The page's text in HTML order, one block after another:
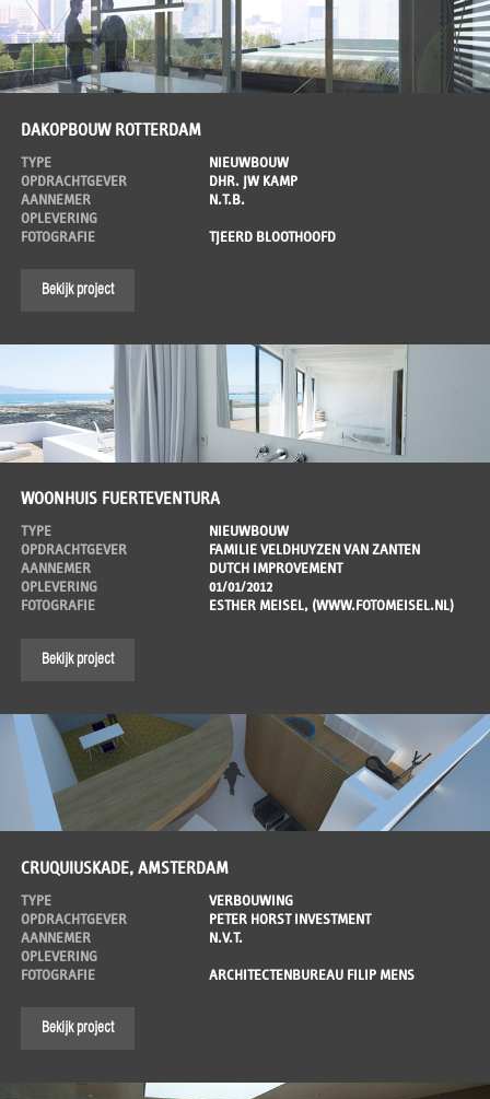
DAKOPBOUW ROTTERDAM
TYPE
NIEUWBOUW
OPDRACHTGEVER
DHR. JW KAMP
AANNEMER
N.T.B.
OPLEVERING
FOTOGRAFIE
TJEERD BLOOTHOOFD
Bekijk project
WOONHUIS FUERTEVENTURA
TYPE
NIEUWBOUW
OPDRACHTGEVER
FAMILIE VELDHUYZEN VAN ZANTEN
AANNEMER
DUTCH IMPROVEMENT
OPLEVERING
01/01/2012
FOTOGRAFIE
ESTHER MEISEL, (WWW.FOTOMEISEL.NL)
Bekijk project
CRUQUIUSKADE, AMSTERDAM
TYPE
VERBOUWING
OPDRACHTGEVER
PETER HORST INVESTMENT
AANNEMER
N.V.T.
OPLEVERING
FOTOGRAFIE
ARCHITECTENBUREAU FILIP MENS
Bekijk project